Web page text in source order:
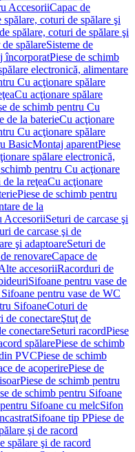
AccesoriiCapac de
coturi de spălare şi
spălare, coturi de spălare şi
spălareSisteme de
încorporatPiese de schimb
electronică, alimentare
Cu acţionare spălare
Cu acţionare spălare
de schimb pentru Cu
de la baterieCu acţionare
Cu acţionare spălare
BasicMontaj aparentPiese
spălare electronică,
pentru Cu acţionare
la reţeaCu acţionare
Piese de schimb pentru
de la
AccesoriiSeturi de carcase şi
de carcase şi de
şi adaptoareSeturi de
renovareCapace de
accesoriiRacorduri de
Sifoane pentru vase de
pentru vase de WC
SifoaneCoturi de
de conectareŞtuţ de
conectareSeturi racordPiese
spălarePiese de schimb
PVCPiese de schimb
de acoperirePiese de
Piese de schimb pentru
de schimb pentru Sifoane
Sifoane cu melcSifon
Sifoane tip PPiese de
şi de racord
spălare şi de racord